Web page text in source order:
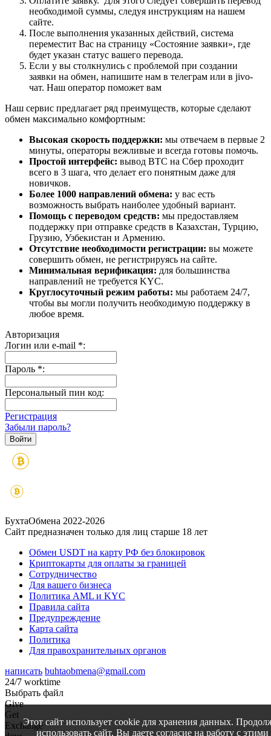
необходимой суммы, следуя инструкциям на нашем
сайте.
После выполнения указанных действий, система
переместит Вас на страницу «Состояние заявки», где
будет указан статус вашего перевода.
Если у вы столкнулись с проблемой при создании
заявки на обмен, напишите нам в телеграм или в jivo-
чат. Наш оператор поможет вам
Наш сервис предлагает ряд преимуществ, которые сделают
обмен максимально комфортным:
Высокая скорость поддержки: мы отвечаем в первые 2
минуты, операторы вежливые и всегда готовы помочь.
Простой интерфейс: вывод BTC на Сбер проходит
всего в 3 шага, что делает его понятным даже для
новичков.
Более 1000 направлений обмена: у вас есть
возможность выбрать наиболее удобный вариант.
Помощь с переводом средств: мы предоставляем
поддержку при отправке средств в Казахстан, Турцию,
Грузию, Узбекистан и Армению.
Отсутствие необходимости регистрации: вы можете
совершить обмен, не регистрируясь на сайте.
Минимальная верификация: для большинства
направлений не требуется KYC.
Круглосуточный режим работы: мы работаем 24/7,
чтобы вы могли получить необходимую поддержку в
любое время.
Авторизация
Логин или e-mail *:
Пароль *:
Персональный пин код:
Регистрация
Забыли пароль?
БухтаОбмена 2022-2026
Сайт предназначен только для лиц старше 18 лет
Обмен USDT на карту РФ без блокировок
Криптокарты для оплаты за границей
Сотрудничество
Для вашего бизнеса
Политика AML и KYC
Правила сайта
Предупреждение
Карта сайта
Политика
Для правохранительных органов
написать buhtaobmena@gmail.com
24/7 worktime
Выбрать файл
Give
Get
Exchange
Этот сайт использует cookie для хранения данных.
использовать сайт, Вы даете согласие на работу с этими